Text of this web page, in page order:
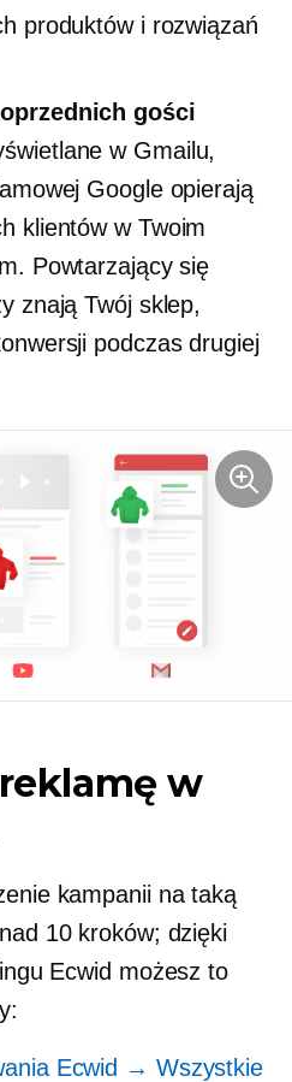
produktów i rozwiązań
gości
w Gmailu,
Google opierają
klientów w Twoim
Powtarzający się
znają Twój sklep,
podczas drugiej
w
kampanii na taką
10 kroków; dzięki
Ecwid możesz to
Ecwid → Wszystkie